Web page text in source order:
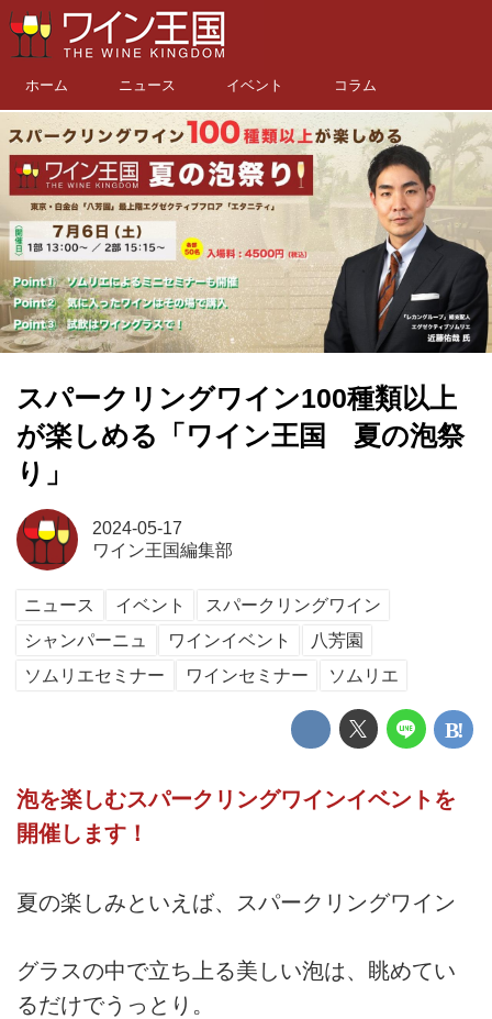
ホーム ニュース イベント コラム
スパークリングワイン100種類以上
が楽しめる「ワイン王国 夏の泡祭
り」
2024-05-17
ワイン王国編集部
ニュース イベント
スパークリングワイン
シャンパーニュ
ワインイベント
八芳園
ソムリエセミナー
ワインセミナー ソムリエ
泡を楽しむスパークリングワインイベントを
開催します！
夏の楽しみといえば、スパークリングワイン
グラスの中で立ち上る美しい泡は、眺めてい
るだけでうっとり。